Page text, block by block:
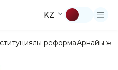
KZ
реформаАрнайы